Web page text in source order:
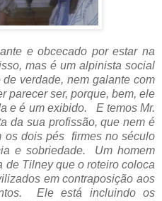
e obcecado por estar na
mas é um alpinista social
verdade, nem galante com
parecer ser, porque, bem, ele
e é um exibido. E temos Mr.
da sua profissão, que nem é
os dois pés firmes no século
e sobriedade. Um homem
Tilney que o roteiro coloca
em contraposição aos
Ele está incluindo os